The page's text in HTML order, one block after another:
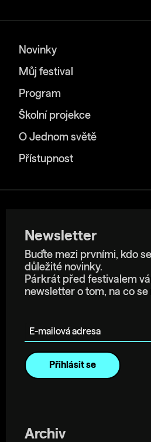
Novinky
Můj festival
Program
Školní projekce
O Jednom světě
Přístupnost
Newsletter
Buďte mezi prvními, kdo
důležité novinky.
Párkrát před festivalem
newsletter o tom, na co
Archiv